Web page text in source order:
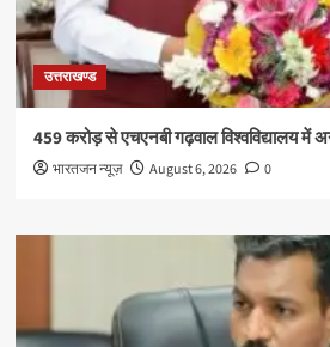
उत्तराखण्ड
459 करोड़ से एचएनबी गढ़वाल विश्वविद्यालय में
भारतजन न्यूज़ August 6, 2026 0